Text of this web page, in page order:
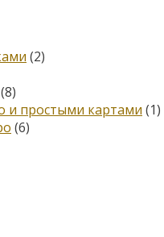
(2)
(8)
и простыми картами (1)
(6)